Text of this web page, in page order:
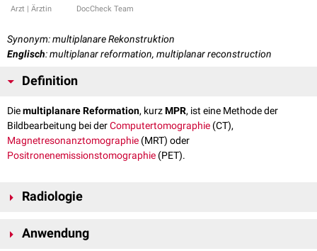
Arzt | Ärztin DocCheck Team
Synonym: multiplanare Rekonstruktion
Englisch: multiplanar reformation, multiplanar reconstruction
Definition
Diemultiplanare Reformation, kurzMPR, ist eine Methode der
Bildbearbeitung bei derComputertomographie (CT),
Magnetresonanztomographie (MRT) oder
Positronenemissionstomographie (PET).
Radiologie
Ebene) in eine andere Ebene (z.B.
Anwendung